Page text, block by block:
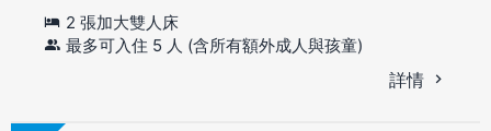
2 張加大雙人床
最多可入住 5 人 (含所有額外成人與孩童)
詳情